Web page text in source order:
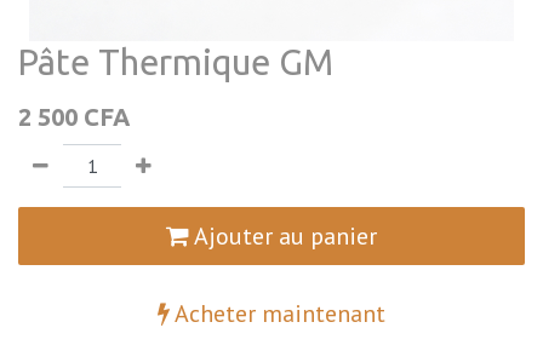
Pâte Thermique GM
2 500 CFA
Ajouter au panier
Acheter maintenant